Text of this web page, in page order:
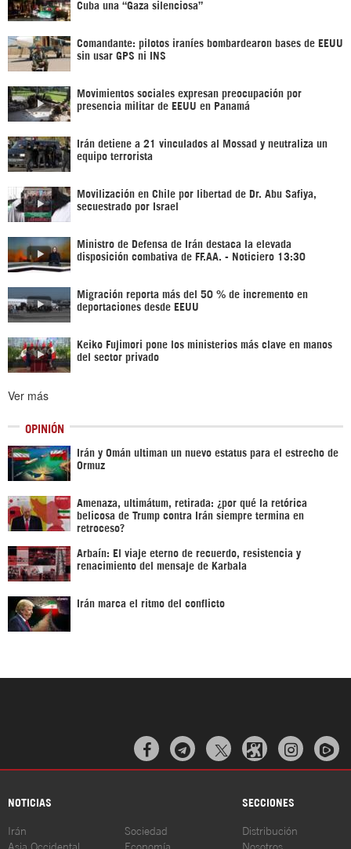
Cuba una “Gaza silenciosa”
Comandante: pilotos iraníes bombardearon bases de EEUU
sin usar GPS ni INS
Movimientos sociales expresan preocupación por
presencia militar de EEUU en Panamá
Irán detiene a 21 vinculados al Mossad y neutraliza un
equipo terrorista
Movilización en Chile por libertad de Dr. Abu Safiya,
secuestrado por Israel
Ministro de Defensa de Irán destaca la elevada
disposición combativa de FF.AA. - Noticiero 13:30
Migración reporta más del 50 % de incremento en
deportaciones desde EEUU
Keiko Fujimori pone los ministerios más clave en manos
del sector privado
Ver más
OPINIÓN
Irán y Omán ultiman un nuevo estatus para el estrecho de
Ormuz
Amenaza, ultimátum, retirada: ¿por qué la retórica
belicosa de Trump contra Irán siempre termina en
retroceso?
Arbaín: El viaje eterno de recuerdo, resistencia y
renacimiento del mensaje de Karbala
Irán marca el ritmo del conflicto
  
NOTICIAS SECCIONES
Irán
Asia Occidental
Sociedad
Economía
Distribución
Nosotros